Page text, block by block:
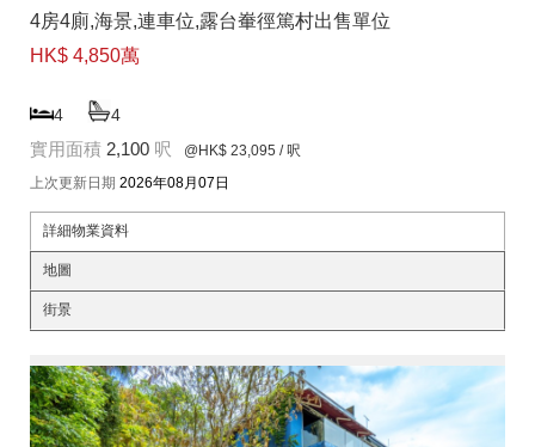
4房4廁,海景,連車位,露台輋徑篤村出售單位
HK$ 4,850萬
4 4
實用面積 2,100 呎 @HK$ 23,095 / 呎
上次更新日期 2026年08月07日
詳細物業資料
地圖
街景